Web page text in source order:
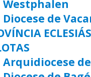
Westphalen
Diocese de
Arquidiocese